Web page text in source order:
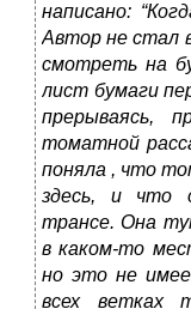
написано:
Автор не стал
смотреть на
лист бумаги
прерываясь,
томатной
поняла , что
здесь, и что
трансе. Она
в каком-то
но это не
всех ветках